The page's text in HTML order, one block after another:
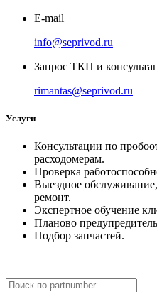
E-mail
info@seprivod.ru
Запрос ТКП и
rimantas@seprivod.ru
Услуги
Консультации по
расходомерам.
Проверка
Выездное
ремонт.
Экспертное обучение
Планово
Подбор запчастей.